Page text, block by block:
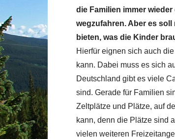
die Familien immer
wegzufahren. Aber es
bieten, was die Kinder
Hierfür eignen sich auch
kann. Dabei muss es sich
Deutschland gibt es viele
sind. Gerade für Familien
Zeltplätze und Plätze, auf
kann, denn die Plätze sind
vielen weiteren